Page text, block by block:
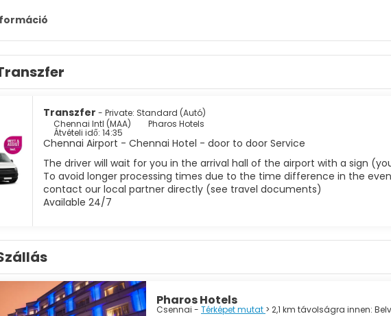
zene, tánc és minden más Tamilnadu művészeti formája itt növekszik és
a gyorsételeknek és a szűrt kaapinak. Ez a papok és templomok földje.
terjed. A zene klasszikus és nyugati, a városban növekvő éjszakai élethez.
Transzfer - Private: Standard (Autó)
Chennai Intl (MAA)
Pharos Hotels
Átvételi idő: 14:35
Chennai Airport - Chennai Hotel - door to door Service
The driver will wait for you in the arrival hall of the airport with a sign
To avoid longer processing times due to the time difference in the
contact our local partner directly (see travel documents)
Available 24/7
Pharos Hotels
Csennai - Térképet mutat > 2,1 km távolságra innen: